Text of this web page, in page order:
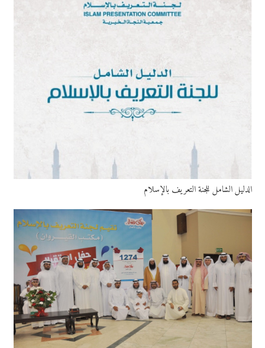
الدليل الشامل للجنة التعريف بالإسلام